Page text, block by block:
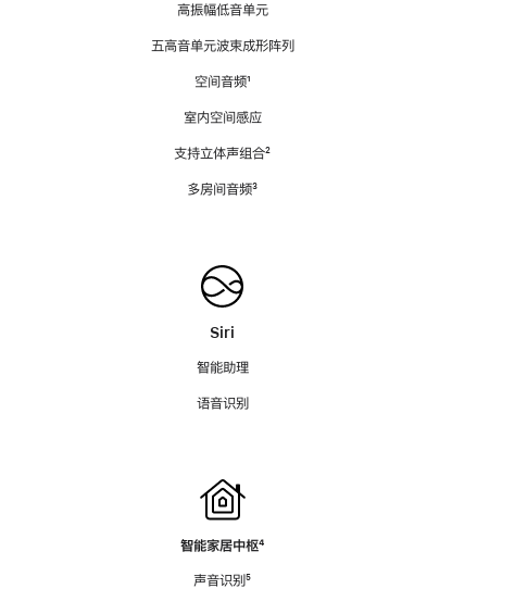
高振幅低音单元
五高音单元波束成形阵列
空间音频脚
¹
室内空间感应
支持立体声组合脚
²
多房间音频脚
³
Siri
智能助理
语音识别
智能家居中枢脚
⁴
声音识别脚
⁵